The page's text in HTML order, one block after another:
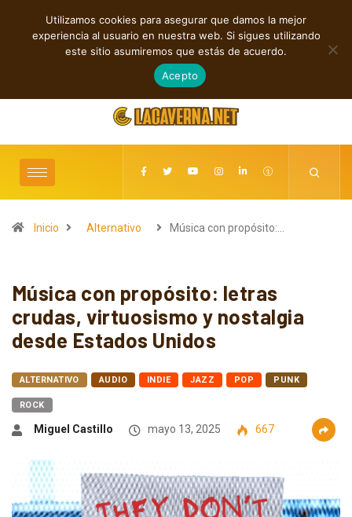
TENDENCIAS
Rock, folk e indie: cuatro estrenos independientes por descubrir
agosto 7, 2026
Inicio Alternativo Música con propósito:…
Música con propósito: letras
crudas, virtuosismo y nostalgia
desde Estados Unidos
ALTERNATIVO AUDIO INDIE JAZZ POP PUNK
ROCK
Miguel Castillo mayo 13, 2025 667
Utilizamos cookies para asegurar que damos la mejor
experiencia al usuario en nuestra web. Si sigues utilizando
este sitio asumiremos que estás de acuerdo.
Acepto